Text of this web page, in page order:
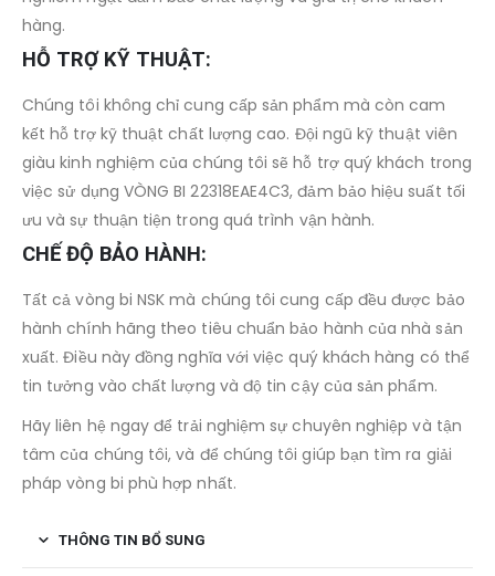
hàng.
HỖ TRỢ KỸ THUẬT:
Chúng tôi không chỉ cung cấp sản phẩm mà còn cam
kết hỗ trợ kỹ thuật chất lượng cao. Đội ngũ kỹ thuật viên
giàu kinh nghiệm của chúng tôi sẽ hỗ trợ quý khách trong
việc sử dụng VÒNG BI 22318EAE4C3, đảm bảo hiệu suất tối
ưu và sự thuận tiện trong quá trình vận hành.
CHẾ ĐỘ BẢO HÀNH:
Tất cả vòng bi NSK mà chúng tôi cung cấp đều được bảo
hành chính hãng theo tiêu chuẩn bảo hành của nhà sản
xuất. Điều này đồng nghĩa với việc quý khách hàng có thể
tin tưởng vào chất lượng và độ tin cậy của sản phẩm.
Hãy liên hệ ngay để trải nghiệm sự chuyên nghiệp và tận
tâm của chúng tôi, và để chúng tôi giúp bạn tìm ra giải
pháp vòng bi phù hợp nhất.
THÔNG TIN BỔ SUNG